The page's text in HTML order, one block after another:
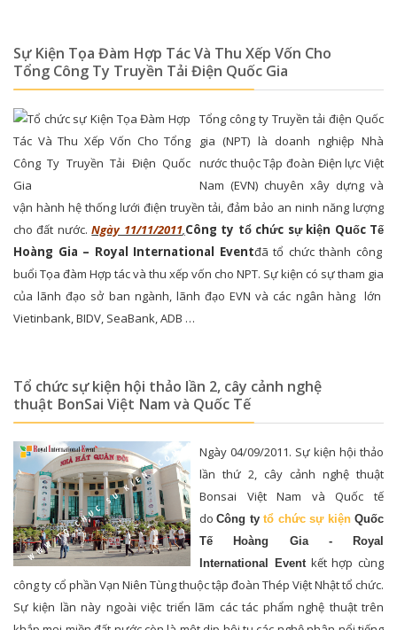
Sự Kiện Tọa Đàm Hợp Tác Và Thu Xếp Vốn Cho
Tổng Công Ty Truyền Tải Điện Quốc Gia
Tổng công ty Truyền tải điện Quốc
gia (NPT) là doanh nghiệp Nhà
nước thuộc Tập đoàn Điện lực Việt
Nam (EVN) chuyên xây dựng và
vận hành hệ thống lưới điện truyền tải, đảm bảo an ninh năng lượng
cho đất nước.Ngày 11/11/2011,Công ty tổchức sựkiện Quốc Tế
Hoàng Gia – Royal International Eventđã tổ chức thành công
buổi Tọa đàm Hợp tác và thu xếp vốn cho NPT. Sự kiện có sự tham gia
của lãnh đạo sở ban ngành, lãnh đạo EVN và các ngân hàng lớn
Vietinbank, BIDV, SeaBank, ADB …
Tổ chức sự kiện hội thảo lần 2, cây cảnh nghệ
thuật BonSai Việt Nam và Quốc Tế
Ngày 04/09/2011. Sự kiện hội thảo
lần thứ 2, cây cảnh nghệ thuật
Bonsai Việt Nam và Quốc tế
doCông tytổ chức sự kiệnQuốc
Tế Hoàng Gia - Royal
International Eventkết hợp cùng
công ty cổ phần Vạn Niên Tùng thuộc tập đoàn Thép Việt Nhật tổ chức.
Sự kiện lần này ngoài việc triển lãm các tác phẩm nghệ thuật trên